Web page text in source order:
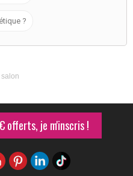
?
offerts, je m'inscris !